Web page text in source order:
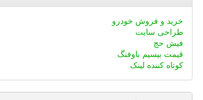
خرید و فروش خودرو
طراحی سایت
فیش حج
قیمت بیسیم باوفنگ
کوتاه کننده لینک